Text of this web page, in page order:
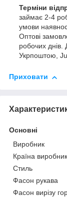
Терміни
займає 2-4
умови
Оптові
робочих
Укрпоштою,
Приховати
Основні
Виробник
Країна виробник
Стиль
Фасон рукава
Фасон вирізу